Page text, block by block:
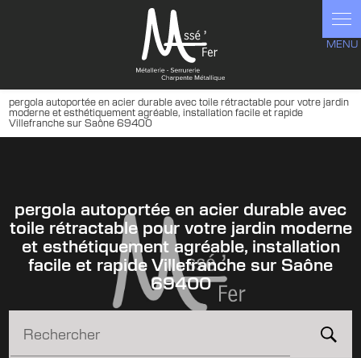
pergola autoportée en acier durable avec toile rétractable pour votre jardin
moderne et esthétiquement agréable, installation facile et rapide
Villefranche sur Saône 69400
pergola autoportée en acier durable avec
toile rétractable pour votre jardin moderne
et esthétiquement agréable, installation
facile et rapide Villefranche sur Saône
69400
Rechercher
Panneau de gestion des cookies